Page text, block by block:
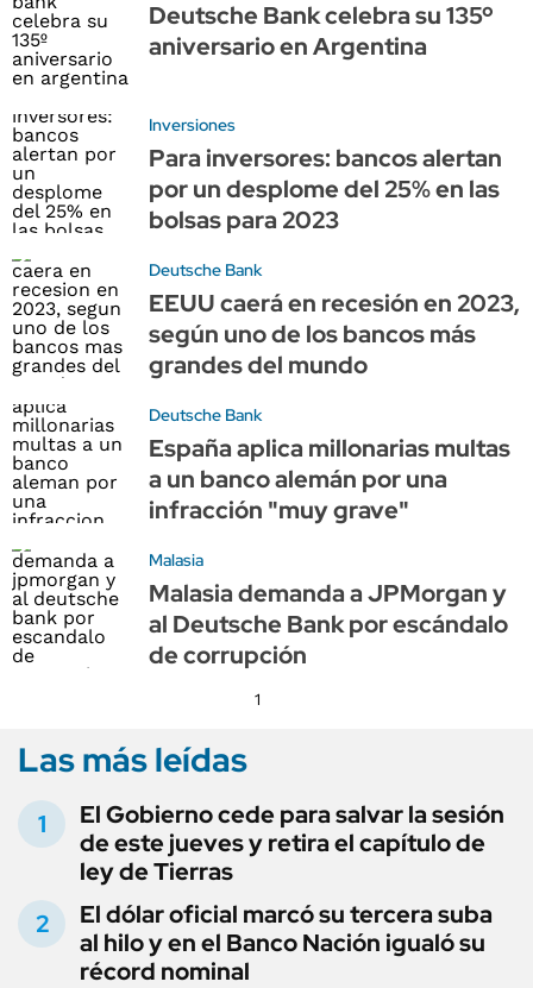
Deutsche Bank celebra su 135º
aniversario en Argentina
Inversiones
Para inversores: bancos alertan
por un desplome del 25% en las
bolsas para 2023
Deutsche Bank
EEUU caerá en recesión en 2023,
según uno de los bancos más
grandes del mundo
Deutsche Bank
España aplica millonarias multas
a un banco alemán por una
infracción "muy grave"
Malasia
Malasia demanda a JPMorgan y
al Deutsche Bank por escándalo
de corrupción
1
Las más leídas
El Gobierno cede para salvar la sesión
de este jueves y retira el capítulo de
ley de Tierras
El dólar oficial marcó su tercera suba
al hilo y en el Banco Nación igualó su
récord nominal